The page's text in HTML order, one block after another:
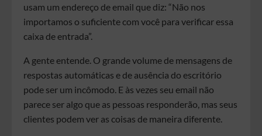
usam um endereço de email que diz: “Não nos
importamos o suficiente com você para verificar essa
caixa de entrada”.
A gente entende. O grande volume de mensagens de
respostas automáticas e de ausência do escritório
pode ser um incômodo. E às vezes seu email não
parece ser algo que as pessoas responderão, mas seus
clientes podem ver as coisas de maneira diferente.